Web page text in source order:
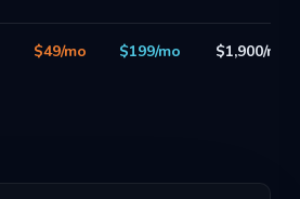
$49/mo $199/mo $1,900/mo